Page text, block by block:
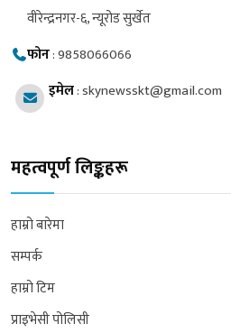
वीरेन्द्रनगर-६, न्यूरोड सुर्खेत
फोन:9858066066
इमेल:skynewsskt@gmail.com
महत्वपूर्ण लिङ्कहरू
हाम्रो बारेमा
सम्पर्क
हाम्रो टिम
प्राइभेसी पोलिसी